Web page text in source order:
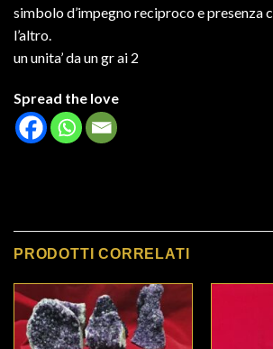
simbolo d’impegno reciproco e presenza
l’altro.
un unita’ da un gr ai 2
Spread the love
PRODOTTI CORRELATI